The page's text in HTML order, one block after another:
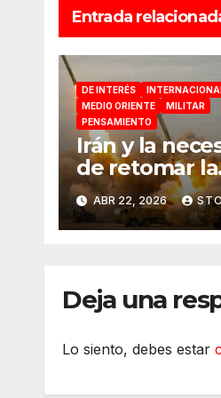
Entrada
DE INTERÉS
MEDIO ORIENTE
MILITAR
PENSAMIENTO
Irán y la
de retomar la
iniciativa
ABR 22, 2026
Deja una
Lo siento, debes estar